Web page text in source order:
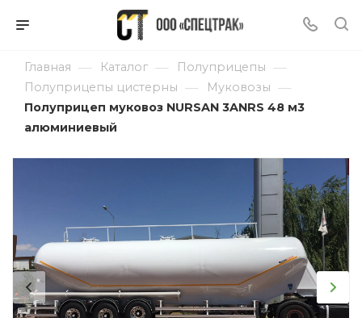
Главная — Каталог — Полуприцепы —
Полуприцепы цистерны — Муковозы —
Полуприцеп муковоз NURSAN 3ANRS 48 м3
алюминиевый